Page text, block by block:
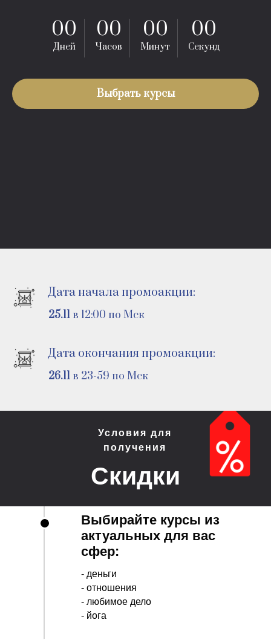
00
Дней
00
Часов
00
Минут
00
Секунд
Выбрать курсы
Дата начала промоакции:
25.11 в 12:00 по Мск
Дата окончания промоакции:
26.11 в 23-59 по Мск
Скидки
Условия для
получения
Выбирайте курсы из
актуальных для вас
сфер:
- деньги
- отношения
- любимое дело
- йога